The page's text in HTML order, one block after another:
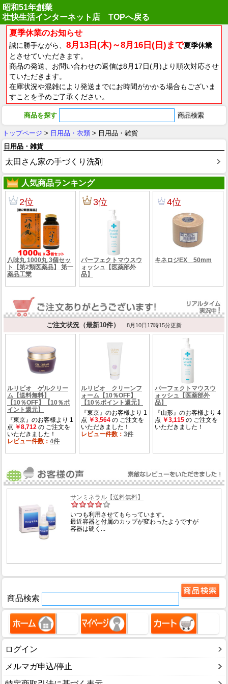
昭和51年創業
壮快生活インターネット店 TOPへ戻る
夏季休業のお知らせ
誠に勝手ながら、 8月13日(木)～8月16日(日)まで夏季休業
とさせていただきます。
商品の発送、お問い合わせの返信は8月17日(月)より順次対応させ
ていただきます。
在庫状況や混雑により発送までにお時間がかかる場合もございま
すことを予めご了承ください。
商品を探す
トップページ > 日用品・衣類 > 日用品・雑貨
日用品・雑貨
太田さん家の手づくり洗剤
人気商品ランキング
商品検索
ログイン
メルマガ申込/停止